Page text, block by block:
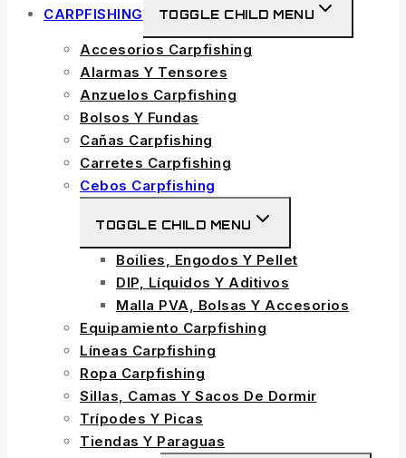
CARPFISHING TOGGLE CHILD MENU
Accesorios Carpfishing
Alarmas Y Tensores
Anzuelos Carpfishing
Bolsos Y Fundas
Cañas Carpfishing
Carretes Carpfishing
Cebos Carpfishing
TOGGLE CHILD MENU
Boilies, Engodos Y Pellet
DIP, Líquidos Y Aditivos
Malla PVA, Bolsas Y Accesorios
Equipamiento Carpfishing
Líneas Carpfishing
Ropa Carpfishing
Sillas, Camas Y Sacos De Dormir
Trípodes Y Picas
Tiendas Y Paraguas